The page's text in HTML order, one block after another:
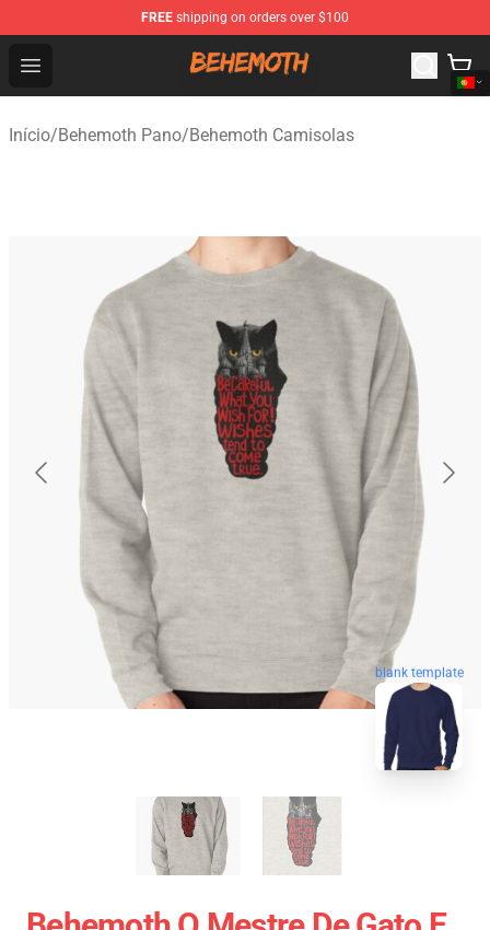
FREE shipping on orders over $100
Open menu
Behemoth Store - Official Behemoth Merchandise Shop
Início/Behemoth Pano/Behemoth Camisolas
blank template